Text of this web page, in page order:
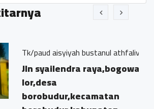
Tk/paud aisyiyah bustanul athfaliv
Jln syailendra raya,bogowati
lor,desa
borobudur,kecamatan